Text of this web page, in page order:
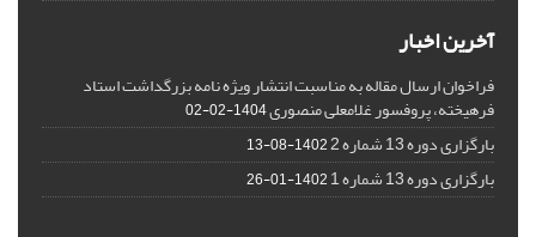
آخرین اخبار
فراخوان ارسال مقاله به مناسبت انتشار ویژه نامه بزرگداشت استاد
فرهیخته، پروفسور غلامعلی منصوری1404-02-02
بارگزاری دوره 13 شماره 2 1402-08-13
بارگزاری دوره 13 شماره 1 1402-01-26